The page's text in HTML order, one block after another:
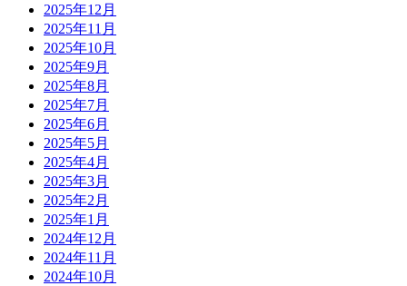
2025年12月
2025年11月
2025年10月
2025年9月
2025年8月
2025年7月
2025年6月
2025年5月
2025年4月
2025年3月
2025年2月
2025年1月
2024年12月
2024年11月
2024年10月